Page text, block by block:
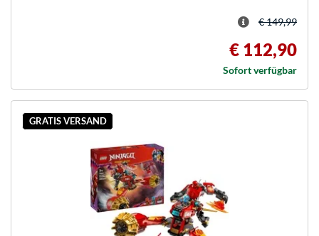
€ 149,99
€ 112,90
Sofort verfügbar
GRATIS VERSAND